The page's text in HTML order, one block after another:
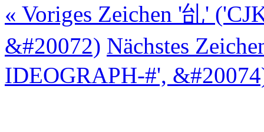
« Voriges Zeichen '乨'
&#20072) Nächstes
IDEOGRAPH-#',